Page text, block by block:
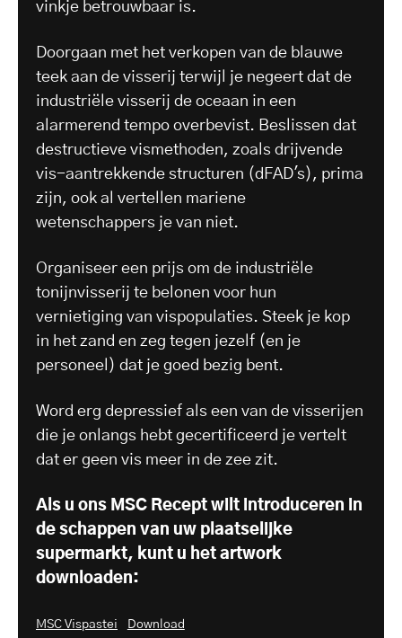
vinkje betrouwbaar is.
Doorgaan met het verkopen van de blauwe
teek aan de visserij terwijl je negeert dat de
industriële visserij de oceaan in een
alarmerend tempo overbevist. Beslissen dat
destructieve vismethoden, zoals drijvende
vis-aantrekkende structuren (dFAD's), prima
zijn, ook al vertellen mariene
wetenschappers je van niet.
Organiseer een prijs om de industriële
tonijnvisserij te belonen voor hun
vernietiging van vispopulaties. Steek je kop
in het zand en zeg tegen jezelf (en je
personeel) dat je goed bezig bent.
Word erg depressief als een van de visserijen
die je onlangs hebt gecertificeerd je vertelt
dat er geen vis meer in de zee zit.
Als u ons MSC Recept wilt introduceren in
de schappen van uw plaatselijke
supermarkt, kunt u het artwork
downloaden:
MSC Vispastei Download